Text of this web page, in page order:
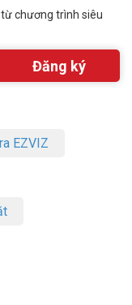
chương trình siêu
EZVIZ